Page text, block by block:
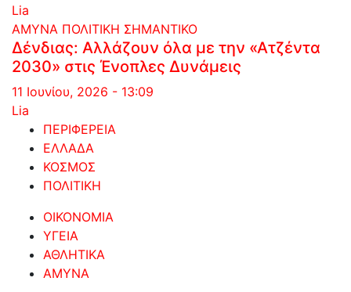
Lia
ΑΜΥΝΑ ΠΟΛΙΤΙΚΗ ΣΗΜΑΝΤΙΚΟ
Δένδιας: Αλλάζουν όλα με την «Ατζέντα
2030» στις Ένοπλες Δυνάμεις
11 Ιουνίου, 2026 - 13:09
Lia
ΠΕΡΙΦΕΡΕΙΑ
ΕΛΛΑΔΑ
ΚΟΣΜΟΣ
ΠΟΛΙΤΙΚΗ
ΟΙΚΟΝΟΜΙΑ
ΥΓΕΙΑ
ΑΘΛΗΤΙΚΑ
ΑΜΥΝΑ